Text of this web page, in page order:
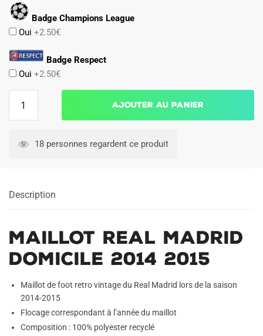
Badge Champions League
Oui +2.50€
Badge Respect
Oui +2.50€
2015
Ajouter au panier
18 personnes regardent ce produit
Description
Maillot Real Madrid
Domicile 2014 2015
Maillot de foot retro vintage du Real Madrid lors de la saison
2014-2015
Flocage correspondant à l’année du maillot
Composition : 100% polyester recyclé